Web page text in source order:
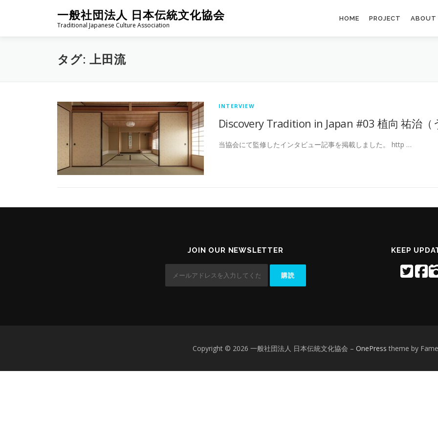
ン
一般社団法人 日本伝統文化協会
Traditional Japanese Culture Association
HOME PROJECT ABOUT
タグ: 上田流
INTERVIEW
Discovery Tradition in Japan #03 植向 祐治
当協会にて監修したインタビュー記事を掲載しました。 http …
JOIN OUR NEWSLETTER KEEP
Copyright © 2026 一般社団法人 日本伝統文化協会 – OnePress theme by